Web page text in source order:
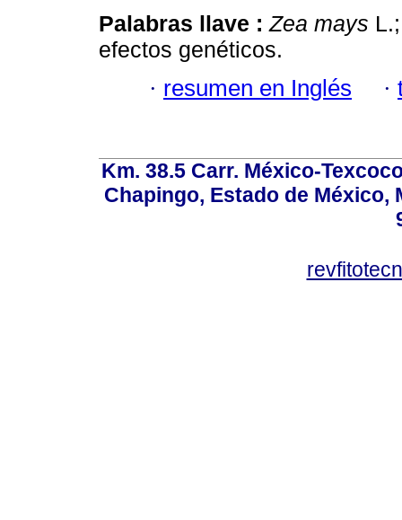
Palabras llave :Zea mays
efectos genéticos.
· resumen en Inglés ·
Km. 38.5 Carr. México-
Chapingo, Estado de México,